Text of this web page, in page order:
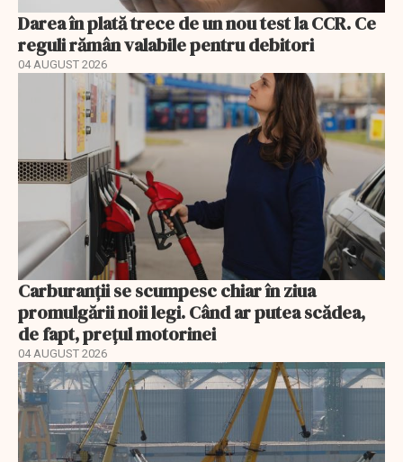
Darea în plată trece de un nou test la CCR. Ce
reguli rămân valabile pentru debitori
04 AUGUST 2026
Carburanții se scumpesc chiar în ziua
promulgării noii legi. Când ar putea scădea,
de fapt, prețul motorinei
04 AUGUST 2026